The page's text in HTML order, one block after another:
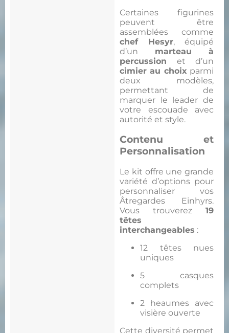
Certaines figurines
peuvent être
assemblées comme
chef Hesyr, équipé
d’un marteau à
percussion et d’un
cimier au choix parmi
deux modèles,
permettant de
marquer le leader de
votre escouade avec
autorité et style.
Contenu et
Personnalisation
Le kit offre une grande
variété d’options pour
personnaliser vos
Âtregardes Einhyrs.
Vous trouverez 19
têtes
interchangeables :
12 têtes nues
uniques
5 casques
complets
2 heaumes avec
visière ouverte
Cette diversité permet